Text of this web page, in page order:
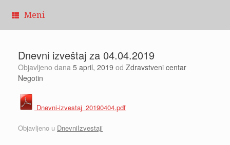
Meni
Dnevni izveštaj za 04.04.2019
Objavljeno dana 5 april, 2019 od Zdravstveni centar
Negotin
Dnevni-izvestaj_20190404.pdf
Objavljeno u DnevniIzvestaji